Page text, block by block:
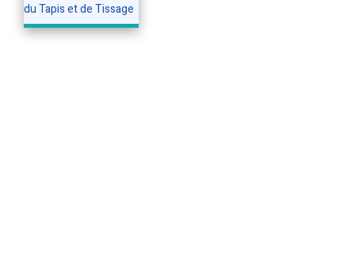
du Tapis et de Tissage